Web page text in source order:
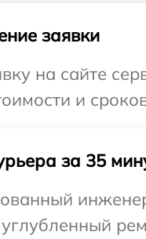
заявки
на сайте
и
за 35
углубленный